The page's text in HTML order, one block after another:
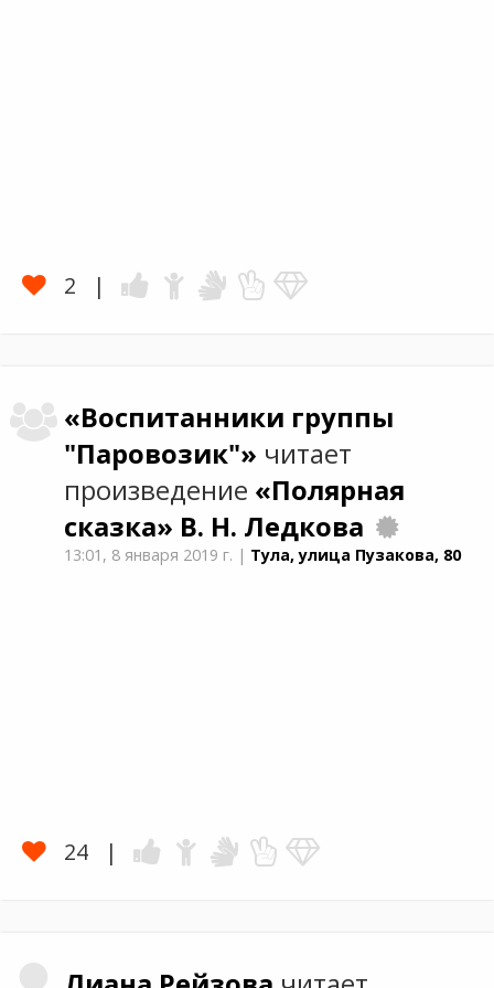
2
«Воспитанники группы
"Паровозик"» читает
произведение «Полярная
сказка» В. Н. Ледкова
13:01, 8 января 2019 г. | Тула, улица Пузакова, 80
24